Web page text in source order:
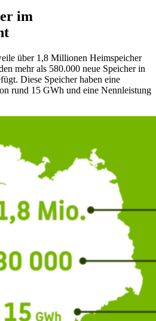
im
über 1,8 Millionen Heimspeicher
mehr als 580.000 neue Speicher in
Diese Speicher haben eine
rund 15 GWh und eine Nennleistung